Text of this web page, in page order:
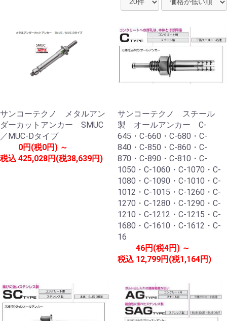
サンコーテクノ メタルアン
ダーカットアンカー SMUC
／MUC-Dタイプ
税込
0円(税0円) ～
425,028円(税38,639円)
サンコーテクノ スチール
製 オールアンカー C-
645・C-660・C-680・C-
840・C-850・C-860・C-
870・C-890・C-810・C-
1050・C-1060・C-1070・C-
1080・C-1090・C-1010・C-
1012・C-1015・C-1260・C-
1270・C-1280・C-1290・C-
1210・C-1212・C-1215・C-
1680・C-1610・C-1612・C-
16
税込
46円(税4円) ～
12,799円(税1,164円)